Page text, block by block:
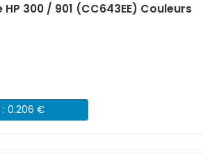
300 / 901 (CC643EE) Couleurs
: 0.206 €